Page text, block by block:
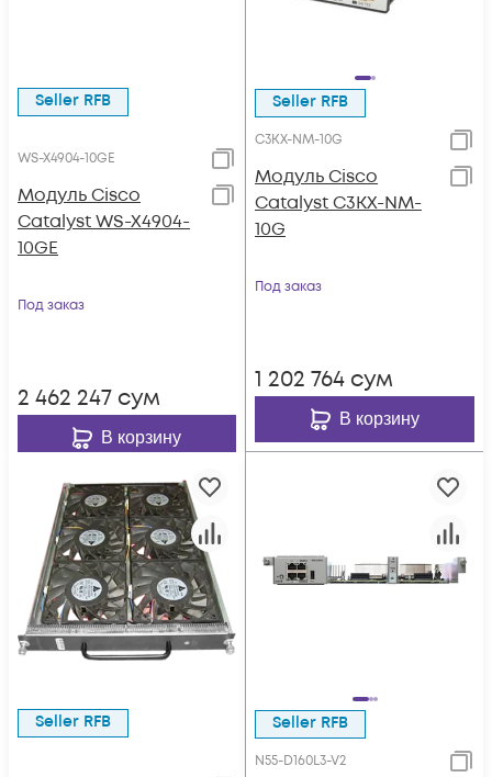
Seller RFB
WS-X4904-10GE
Модуль Cisco
Catalyst WS-X4904-
10GE
Под заказ
2 462 247 сум
В корзину
Seller RFB
C3KX-NM-10G
Модуль Cisco
Catalyst C3KX-NM-
10G
Под заказ
1 202 764 сум
В корзину
Seller RFB Seller RFB
N55-D160L3-V2